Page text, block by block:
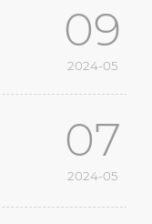
09
2024-05
07
2024-05